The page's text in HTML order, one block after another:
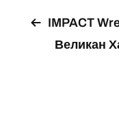
IMPACT
Великан